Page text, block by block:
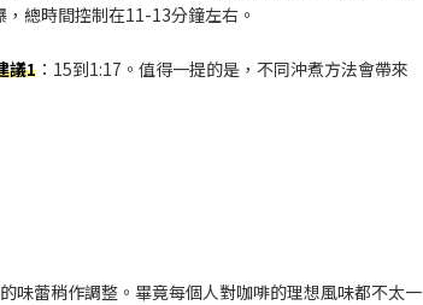
總時間控制在11-13分鐘左右。
議1 ：15到1:17。值得一提的是，不同沖煮方法會帶來
味蕾稍作調整。畢竟每個人對咖啡的理想風味都不太一